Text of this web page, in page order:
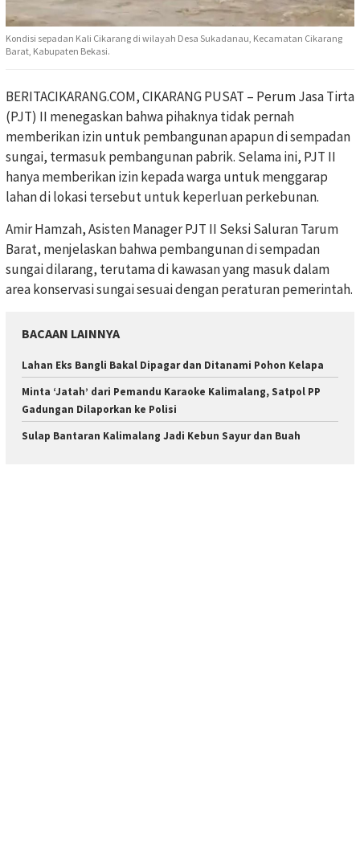
Kondisi sepadan Kali Cikarang di wilayah Desa Sukadanau, Kecamatan Cikarang
Barat, Kabupaten Bekasi.
BERITACIKARANG.COM, CIKARANG PUSAT – Perum Jasa Tirta
(PJT) II menegaskan bahwa pihaknya tidak pernah
memberikan izin untuk pembangunan apapun di sempadan
sungai, termasuk pembangunan pabrik. Selama ini, PJT II
hanya memberikan izin kepada warga untuk menggarap
lahan di lokasi tersebut untuk keperluan perkebunan.
Amir Hamzah, Asisten Manager PJT II Seksi Saluran Tarum
Barat, menjelaskan bahwa pembangunan di sempadan
sungai dilarang, terutama di kawasan yang masuk dalam
area konservasi sungai sesuai dengan peraturan pemerintah.
BACAAN LAINNYA
Lahan Eks Bangli Bakal Dipagar dan Ditanami Pohon Kelapa
Minta ‘Jatah’ dari Pemandu Karaoke Kalimalang, Satpol PP
Gadungan Dilaporkan ke Polisi
Sulap Bantaran Kalimalang Jadi Kebun Sayur dan Buah